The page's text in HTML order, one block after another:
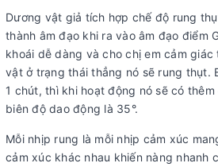
Dương vật giả tích hợp chế độ rung
thành âm đạo khi ra vào âm đạo điểm
khoái dễ dàng và cho chị em cảm giác
vật ở trạng thái thẳng nó sẽ rung thụt.
1 chút, thì khi hoạt động nó sẽ có
biên độ dao động là 35°.
Mỗi nhịp rung là mỗi nhịp cảm xúc
cảm xúc khác nhau khiến nàng nhanh